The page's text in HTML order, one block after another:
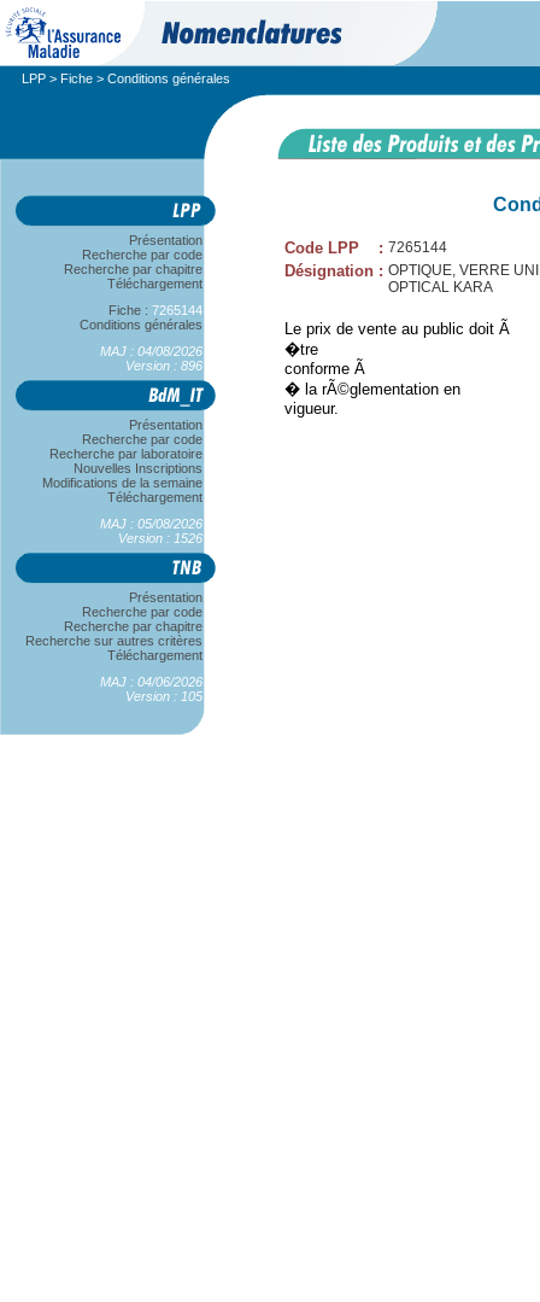
LPP > Fiche > Conditions générales
Présentation
Recherche par code
Recherche par chapitre
Téléchargement
Fiche : 7265144
Conditions générales
MAJ : 04/08/2026
Version : 896
Présentation
Recherche par code
Recherche par laboratoire
Nouvelles Inscriptions
Modifications de la semaine
Téléchargement
MAJ : 05/08/2026
Version : 1526
Présentation
Recherche par code
Recherche par chapitre
Recherche sur autres critères
Téléchargement
MAJ : 04/06/2026
Version : 105
Code LPP : 7265144
Désignation : OPTIQUE, VERRE
OPTICAL KARA
Le prix de vente au public doit Ã
�tre
conforme Ã
� la rÃ©glementation en
vigueur.